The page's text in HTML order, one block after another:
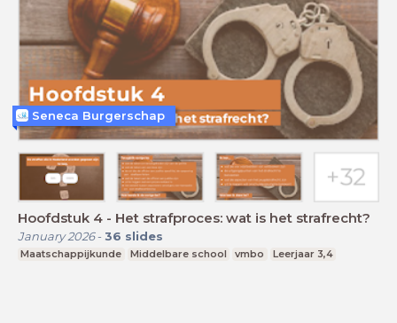
Hoofdstuk 4 - Het strafproces: wat is het strafrecht?
January 2026- 36 slides
Maatschappijkunde Middelbare school vmbo Leerjaar 3,4
Seneca Burgerschap